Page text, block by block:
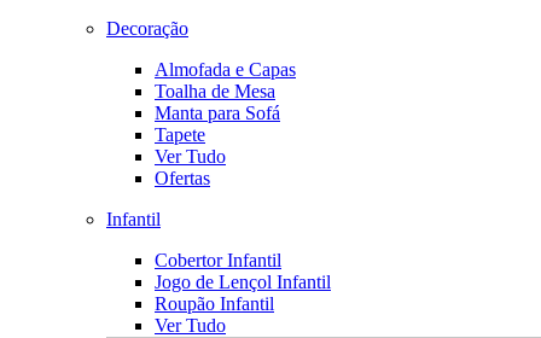
Decoração
Almofada e Capas
Toalha de Mesa
Manta para Sofá
Tapete
Ver Tudo
Ofertas
Infantil
Cobertor Infantil
Jogo de Lençol Infantil
Roupão Infantil
Ver Tudo